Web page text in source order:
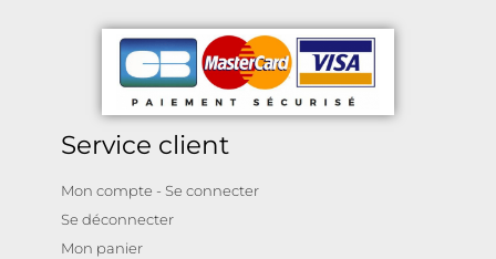
Service client
Mon compte - Se connecter
Se déconnecter
Mon panier